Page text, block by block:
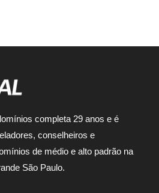
completa 29 anos e é
conselheiros e
de médio e alto padrão na
São Paulo.